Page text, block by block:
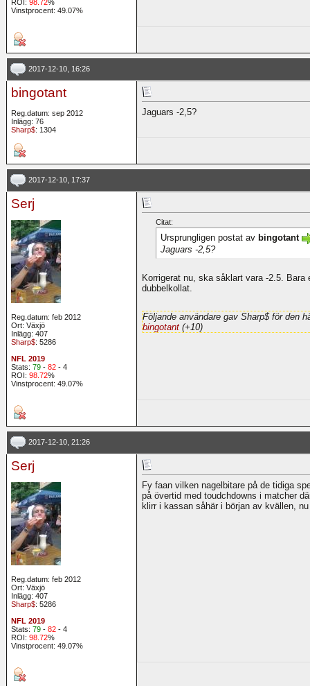
ROI: 98.72%
Vinstprocent: 49.07%
2017-12-10, 16:26
bingotant
Reg.datum: sep 2012
Inlägg: 76
Sharp$: 1304
Jaguars -2,5?
2017-12-10, 17:37
Serj
Reg.datum: feb 2012
Ort: Växjö
Inlägg: 407
Sharp$: 5286
NFL 2019
Stats: 79 - 82 - 4
ROI: 98.72%
Vinstprocent: 49.07%
Citat:
Ursprungligen postat av bingotant
Jaguars -2,5?
Korrigerat nu, ska såklart vara -2.5.
dubbelkollat.
Följande användare gav Sharp$ för den
bingotant (+10)
2017-12-10, 21:26
Serj
Reg.datum: feb 2012
Ort: Växjö
Inlägg: 407
Sharp$: 5286
NFL 2019
Stats: 79 - 82 - 4
ROI: 98.72%
Vinstprocent: 49.07%
Fy faan vilken nagelbitare på de tidiga
på övertid med toudchdowns i matcher
klirr i kassan såhär i början av kvällen,